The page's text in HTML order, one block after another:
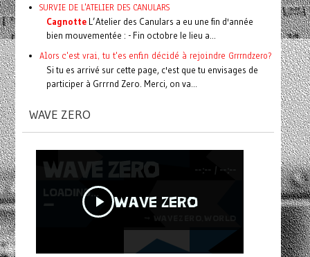
SURVIE DE L'ATELIER DES CANULARS
CagnotteL’Atelier des Canulars a eu une fin d'année
bien mouvementée : - Fin octobre le lieu a...
Alors c'est vrai, tu t'es enfin décidé à rejoindre Grrrndzero?
Si tu es arrivé sur cette page, c'est que tu envisages de
participer à Grrrnd Zero. Merci, on va...
WAVE ZERO